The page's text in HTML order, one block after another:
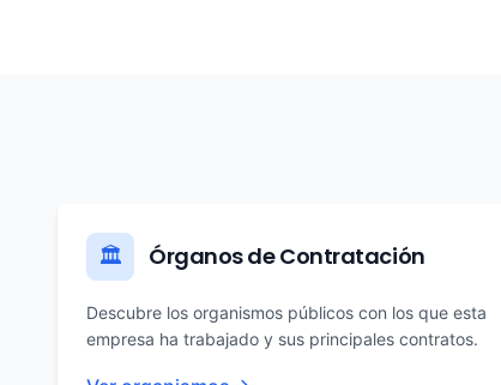
🏛️ Órganos de Contratación
Descubre los organismos públicos con los que esta
empresa ha trabajado y sus principales contratos.